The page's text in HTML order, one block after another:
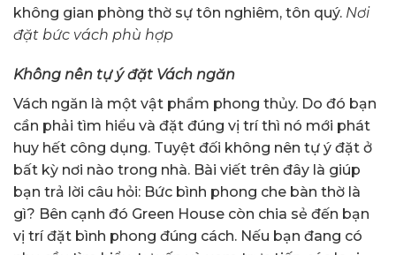
không gian phòng thờ sự tôn nghiêm, tôn quý. Nơi
đặt bức vách phù hợp
Không nên tự ý đặt Vách ngăn
Vách ngăn là một vật phẩm phong thủy. Do đó bạn
cần phải tìm hiểu và đặt đúng vị trí thì nó mới phát
huy hết công dụng. Tuyệt đối không nên tự ý đặt ở
bất kỳ nơi nào trong nhà. Bài viết trên đây là giúp
bạn trả lời câu hỏi: Bức bình phong che bàn thờ là
gì? Bên cạnh đó Green House còn chia sẻ đến bạn
vị trí đặt bình phong đúng cách. Nếu bạn đang có